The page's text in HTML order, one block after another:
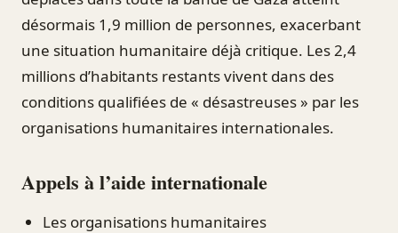
désormais 1,9 million de personnes, exacerbant
une situation humanitaire déjà critique. Les 2,4
millions d’habitants restants vivent dans des
conditions qualifiées de « désastreuses » par les
organisations humanitaires internationales.
Appels à l’aide internationale
Les organisations humanitaires